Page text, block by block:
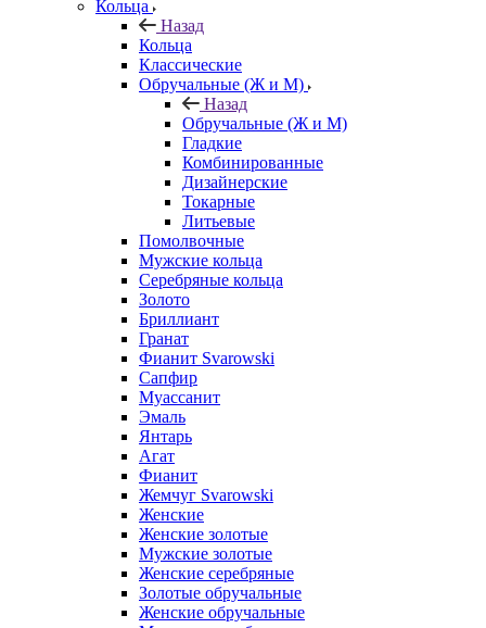
Кольца
Назад
Кольца
Классические
Обручальные (Ж и М)
Назад
Обручальные (Ж и М)
Гладкие
Комбинированные
Дизайнерские
Токарные
Литьевые
Помолвочные
Мужские кольца
Серебряные кольца
Золото
Бриллиант
Гранат
Фианит Svarowski
Сапфир
Муассанит
Эмаль
Янтарь
Агат
Фианит
Жемчуг Svarowski
Женские
Женские золотые
Мужские золотые
Женские серебряные
Золотые обручальные
Женские обручальные